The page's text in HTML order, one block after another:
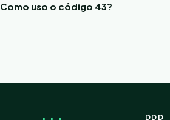
Como uso o código 43?
DDD